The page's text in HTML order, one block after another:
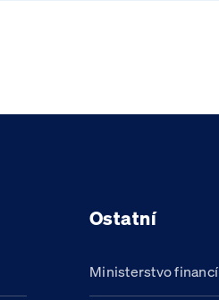
Ostatní
Ministerstvo financí